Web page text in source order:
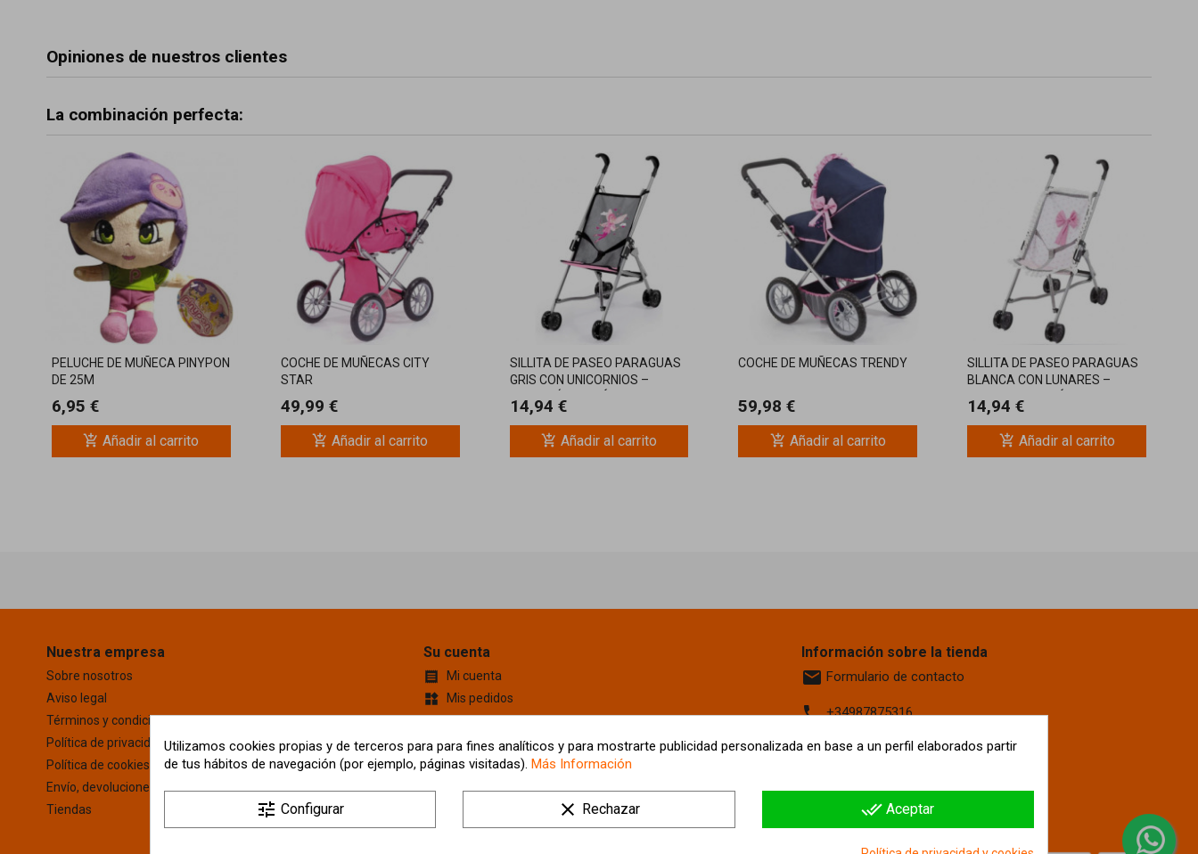
Opiniones de nuestros clientes
La combinación perfecta:
PELUCHE DE MUÑECA PINYPON
DE 25M
6,95 €
add_shopping_cart Añadir al carrito
COCHE DE MUÑECAS CITY
STAR
49,99 €
add_shopping_cart Añadir al carrito
SILLITA DE PASEO PARAGUAS
GRIS CON UNICORNIOS –
MUÑECAS
14,94 €
add_shopping_cart Añadir al carrito
COCHE DE MUÑECAS TRENDY
59,98 €
add_shopping_cart Añadir al carrito
SILLITA DE PASEO PARAGUAS
BLANCA CON LUNARES –
MUÑECAS
14,94 €
add_shopping_cart Añadir al carrito
Nuestra empresa
Sobre nosotros
Aviso legal
Términos y condiciones
Política de privacidad
Política de cookies
Envío, devoluciones y pago seguro
Tiendas
Su cuenta
 Mi cuenta
widgets Mis pedidos
Cupones de descuento
account_box Información personal
location_on Mis Direcciones
Mis alertas
Información sobre la tienda
email Formulario de contacto
phone+34987875316
location_on Calle La Fontanilla, 6
Utilizamos cookies propias y de terceros para para fines analíticos y para mostrarte publicidad personalizada en base a un perfil elaborados partir
de tus hábitos de navegación (por ejemplo, páginas visitadas). Más Información
tune Configurar clear Rechazar done_all Aceptar